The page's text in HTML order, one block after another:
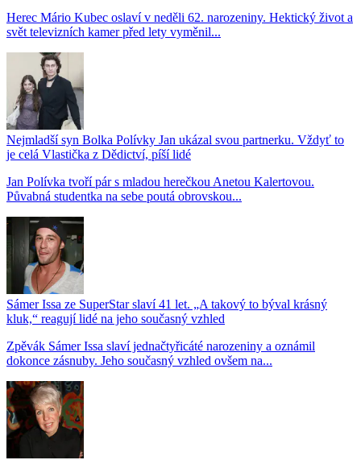
Herec Mário Kubec oslaví v neděli 62. narozeniny. Hektický život a
svět televizních kamer před lety vyměnil...
Nejmladší syn Bolka Polívky Jan ukázal svou partnerku. Vždyť to
je celá Vlastička z Dědictví, píší lidé
Jan Polívka tvoří pár s mladou herečkou Anetou Kalertovou.
Půvabná studentka na sebe poutá obrovskou...
Sámer Issa ze SuperStar slaví 41 let. „A takový to býval krásný
kluk,“ reagují lidé na jeho současný vzhled
Zpěvák Sámer Issa slaví jednačtyřicáté narozeniny a oznámil
dokonce zásnuby. Jeho současný vzhled ovšem na...